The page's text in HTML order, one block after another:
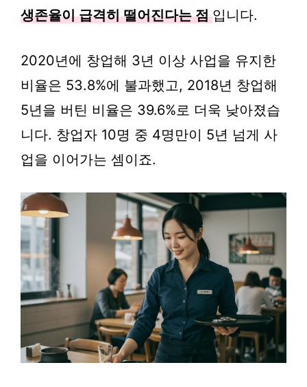
생존율이 급격히 떨어진다는 점 입니다.
2020년에 창업해 3년 이상 사업을 유지한
비율은 53.8%에 불과했고, 2018년 창업해
5년을 버틴 비율은 39.6%로 더욱 낮아졌습
니다. 창업자 10명 중 4명만이 5년 넘게 사
업을 이어가는 셈이죠.